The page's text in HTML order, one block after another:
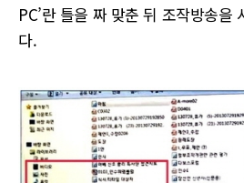
PC’란 틀을 짜 맞춘 뒤 조작방송을
다.